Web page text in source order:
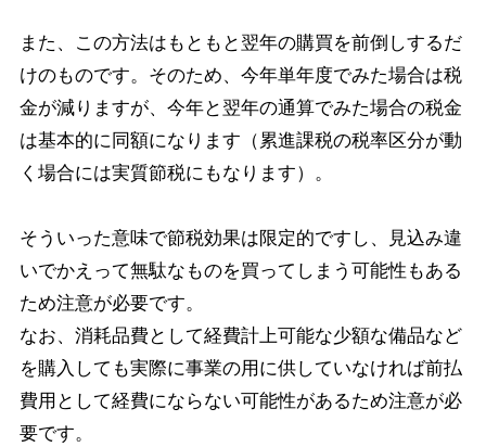
また、この方法はもともと翌年の購買を前倒しするだ
けのものです。そのため、今年単年度でみた場合は税
金が減りますが、今年と翌年の通算でみた場合の税金
は基本的に同額になります（累進課税の税率区分が動
く場合には実質節税にもなります）。
そういった意味で節税効果は限定的ですし、見込み違
いでかえって無駄なものを買ってしまう可能性もある
ため注意が必要です。
なお、消耗品費として経費計上可能な少額な備品など
を購入しても実際に事業の用に供していなければ前払
費用として経費にならない可能性があるため注意が必
要です。